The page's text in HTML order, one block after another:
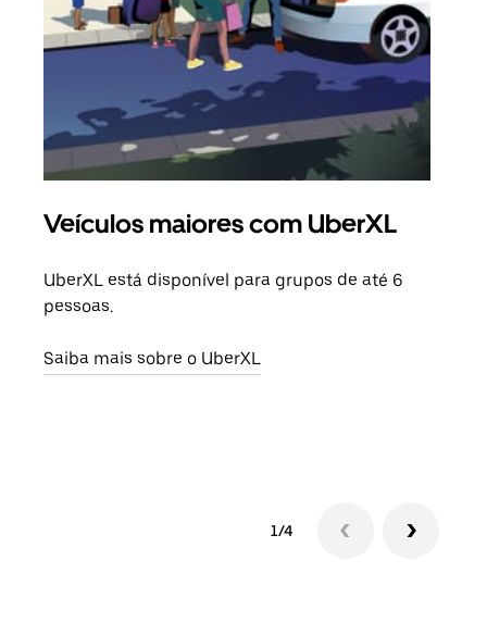
Veículos maiores com UberXL
UberXL está disponível para grupos de até 6
pessoas.
Saiba mais sobre o UberXL
1/4